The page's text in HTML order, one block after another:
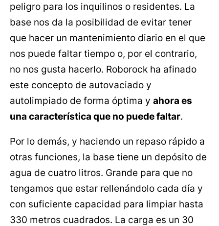
peligro para los inquilinos o residentes. La
base nos da la posibilidad de evitar tener
que hacer un mantenimiento diario en el que
nos puede faltar tiempo o, por el contrario,
no nos gusta hacerlo. Roborock ha afinado
este concepto de autovaciado y
autolimpiado de forma óptima y ahora es
una característica que no puede faltar.
Por lo demás, y haciendo un repaso rápido a
otras funciones, la base tiene un depósito de
agua de cuatro litros. Grande para que no
tengamos que estar rellenándolo cada día y
con suficiente capacidad para limpiar hasta
330 metros cuadrados. La carga es un 30